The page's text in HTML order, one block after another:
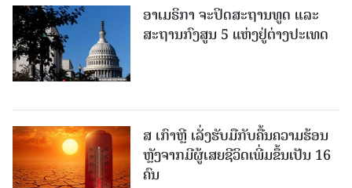
ອາເມຣິກາ ຈະປິດສະຖານທູດ ແ​ລະ
ສະຖານກົງສູນ 5 ແຫ່ງ​ຢູ່​ຕ່າງ​ປະ​ເທດ
ສ ເກົາຫຼີ ເລັ່ງຮັບມືກັບຄື້ນຄວາມຮ້ອນ
ຫຼັງຈາກມີຜູ້ເສຍຊີວິດເພີ່ມຂຶ້ນເປັນ 16
ຄົນ